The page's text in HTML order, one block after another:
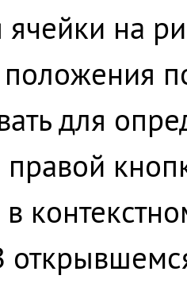
ячейки на
для
правой
в